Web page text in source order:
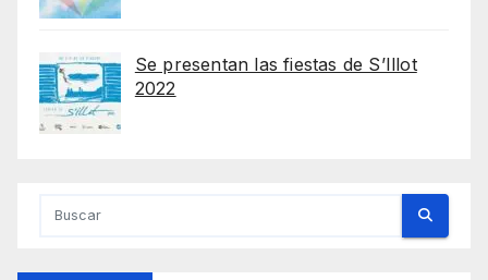
Se presentan las fiestas de S’Illot
2022